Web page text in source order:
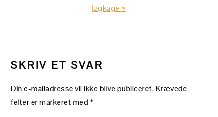
lagkage »
SKRIV ET SVAR
Din e-mailadresse vil ikke blive publiceret.Krævede
felter er markeret med *